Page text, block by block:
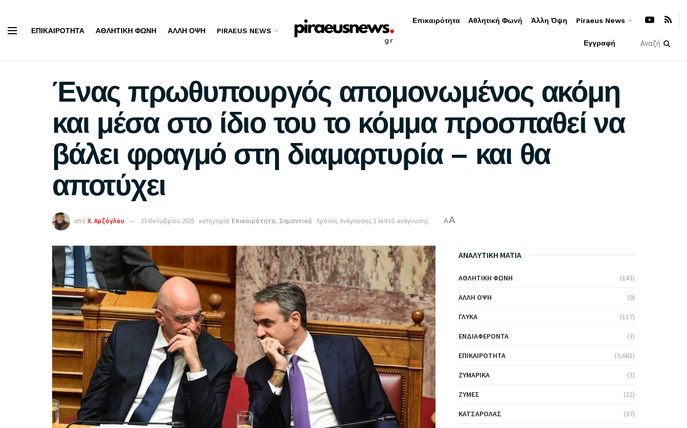
ΕΠΙΚΑΙΡΌΤΗΤΑ ΑΘΛΗΤΙΚΉ ΦΩΝΉ ΆΛΛΗ ΌΨΗ PIRAEUS NEWS
Επικαιρότητα Αθλητική Φωνή Άλλη Όψη Piraeus News
Εγγραφή
Ένας πρωθυπουργός απομονωμένος ακόμη
και μέσα στο ίδιο του το κόμμα προσπαθεί να
βάλει φραγμό στη διαμαρτυρία – και θα
αποτύχει
από Χ. Αρζόγλου 23 Οκτωβρίου 2025 κατηγορία: Επικαιρότητα, Σημαντικά Χρόνος Ανάγνωσης:1 λεπτό ανάγνωσης AA
ΑΝΑΛΥΤΙΚΗ ΜΑΤΙΑ
ΑΘΛΗΤΙΚΉ ΦΩΝΉ (143)
ΆΛΛΗ ΌΨΗ (9)
ΓΛΥΚΆ (117)
ΕΝΔΙΑΦΈΡΟΝΤΑ (3)
ΕΠΙΚΑΙΡΌΤΗΤΑ (3,661)
ΖΥΜΑΡΙΚΆ (3)
ΖΎΜΕΣ (22)
ΚΑΤΣΑΡΌΛΑΣ (37)